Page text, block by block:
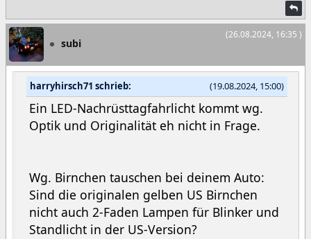
(26.08.2024, 16:35 )
subi
(19.08.2024, 15:00)
harryhirsch71 schrieb:
Ein LED-Nachrüsttagfahrlicht kommt wg.
Optik und Originalität eh nicht in Frage.
Wg. Birnchen tauschen bei deinem Auto:
Sind die originalen gelben US Birnchen
nicht auch 2-Faden Lampen für Blinker und
Standlicht in der US-Version?